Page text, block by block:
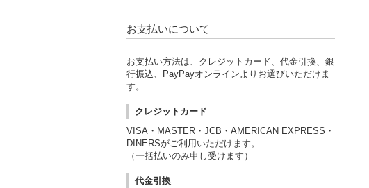
お支払いについて
お支払い方法は、クレジットカード、代金引換、銀
行振込、PayPayオンラインよりお選びいただけま
す。
クレジットカード
VISA・MASTER・JCB・AMERICAN EXPRESS・
DINERSがご利用いただけます。
（一括払いのみ申し受けます）
代金引換